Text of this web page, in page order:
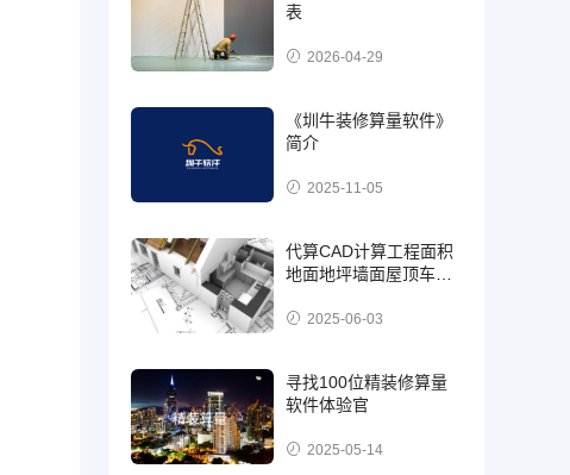
表
2026-04-29
《圳牛装修算量软件》
简介
2025-11-05
代算CAD计算工程面积
地面地坪墙面屋顶车库
业务2025-06-03
寻找100位精装修算量
软件体验官
2025-05-14